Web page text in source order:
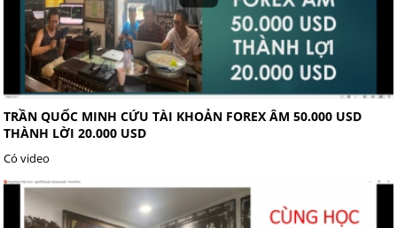
TRẦN QUỐC MINH CỨU TÀI KHOẢN FOREX ÂM 50.000 USD
THÀNH LỜI 20.000 USD
Có video